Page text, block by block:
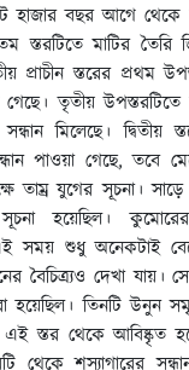
আট হাজার বছর আগে
স্তরটিতে মাটির তৈরি
প্রাচীন স্তরের প্রথম
গেছে। তৃতীয়
মিলেছে। দ্বিতীয়
পাওয়া গেছে, তবে
তাম্র যুগের সূচনা।
হয়েছিল।
এই সময় শুধু অনেকটাই
বৈচিত্র্যও দেখা যায়।
তিনটি উনুন
স্তর থেকে আবিষ্কৃত
থেকে শস্যাগারের